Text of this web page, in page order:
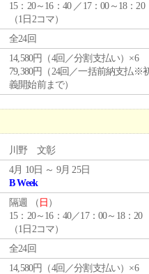
15：20～16：40 ／17：00～18：20
（1日2コマ）
全24回
14,580円（4回／分割支払い）×6
79,380円（24回／一括前納支払※
義開始前まで）
川野 文彰
4月 10日 ～ 9月 25日
B Week
隔週 （ 日 ）
15：20～16：40／17：00～18：20
（1日2コマ）
全24回
14,580円（4回／分割支払い）×6